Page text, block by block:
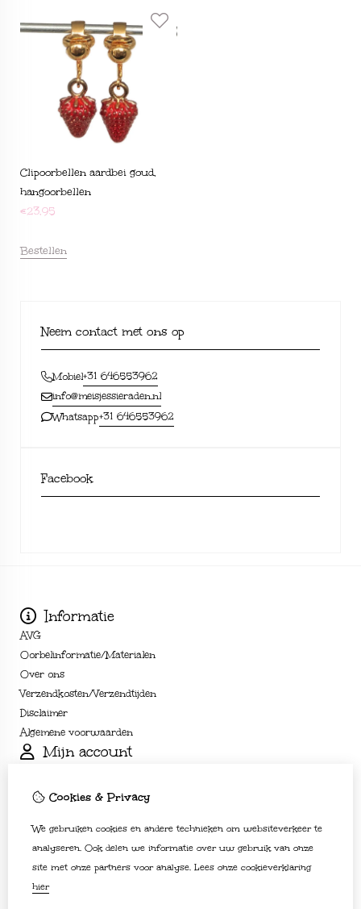
Clipoorbellen aardbei goud,
hangoorbellen
€23,95
Bestellen
Neem contact met ons op
Mobiel+31 646553962
info@meisjessieraden.nl
Whatsapp+31 646553962
Facebook
Informatie
AVG
Oorbelinformatie/Materialen
Over ons
Verzendkosten/Verzendtijden
Disclaimer
Algemene voorwaarden
Mijn account
Bestelhistorie
Nieuwsbrief
Klantenservice
Contact
Sitemap
Cookies & Privacy
We gebruiken cookies en andere technieken om websiteverkeer te
analyseren. Ook delen we informatie over uw gebruik van onze
site met onze partners voor analyse. Lees onze cookieverklaring
hier